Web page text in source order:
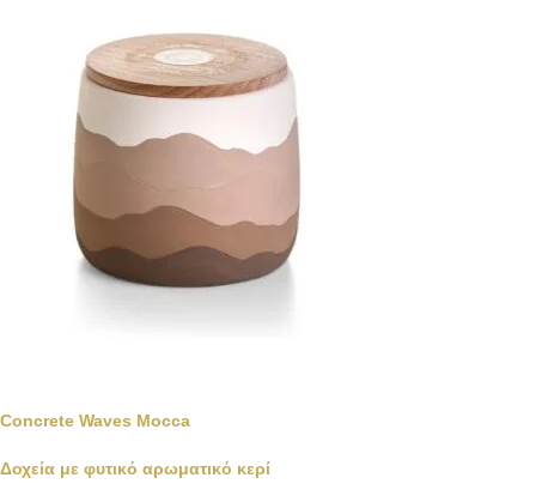
Concrete Waves Mocca
Δοχεία με φυτικό αρωματικό κερί